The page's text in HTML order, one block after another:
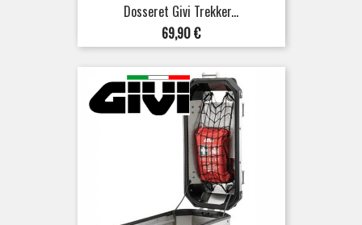
Dosseret Givi Trekker...
Prix
69,90 €